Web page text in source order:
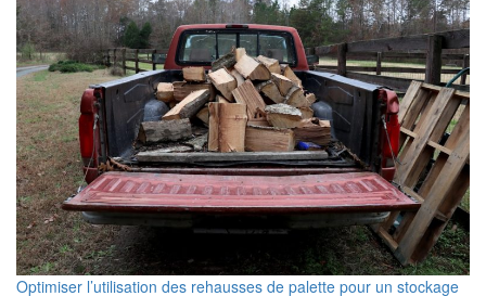
Optimiser l’utilisation des rehausses de palette pour un stockage